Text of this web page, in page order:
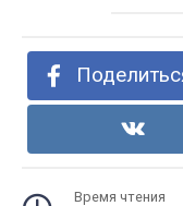
Время чтения